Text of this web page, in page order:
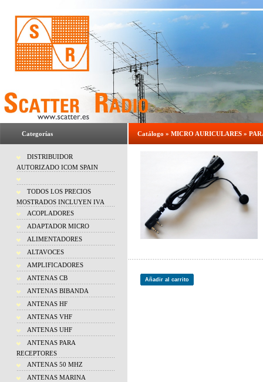
Categorías
DISTRIBUIDOR
AUTORIZADO ICOM SPAIN
TODOS LOS PRECIOS
MOSTRADOS INCLUYEN IVA
ACOPLADORES
ADAPTADOR MICRO
ALIMENTADORES
ALTAVOCES
AMPLIFICADORES
ANTENAS CB
ANTENAS BIBANDA
ANTENAS HF
ANTENAS VHF
ANTENAS UHF
ANTENAS PARA
RECEPTORES
ANTENAS 50 MHZ
ANTENAS MARINA
Catálogo » MICRO AURICULARES »
Añadir al carrito